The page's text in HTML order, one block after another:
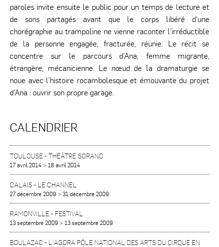
paroles invite ensuite le public pour un temps de lecture et
de sons partagés avant que le corps libéré d’une
chorégraphie au trampoline ne vienne raconter l’irréductible
de la personne engagée, fracturée, réunie. Le récit se
concentre sur le parcours d’Ana, femme migrante,
étrangère, mécanicienne. Le nœud de la dramaturgie se
noue avec l’histoire rocambolesque et émouvante du projet
d’Ana : ouvrir son propre garage.
CALENDRIER
TOULOUSE-THÉÂTRE SORANO
17 avril 2014 > 18 avril 2014
CALAIS- LE CHANNEL
27 décembre 2009 > 31 décembre 2009
RAMONVILLE- FESTIVAL
13 septembre 2009 > 13 septembre 2009
BOULAZAC - L'AGORA PÔLE NATIONAL DES ARTS DU CIRQUE EN